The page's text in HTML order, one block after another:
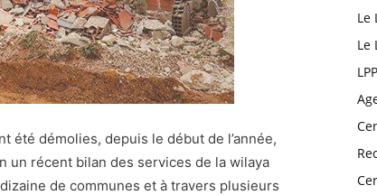
été démolies, depuis le début de l’année,
un récent bilan des services de la wilaya
de communes et à travers plusieurs
Le
Le